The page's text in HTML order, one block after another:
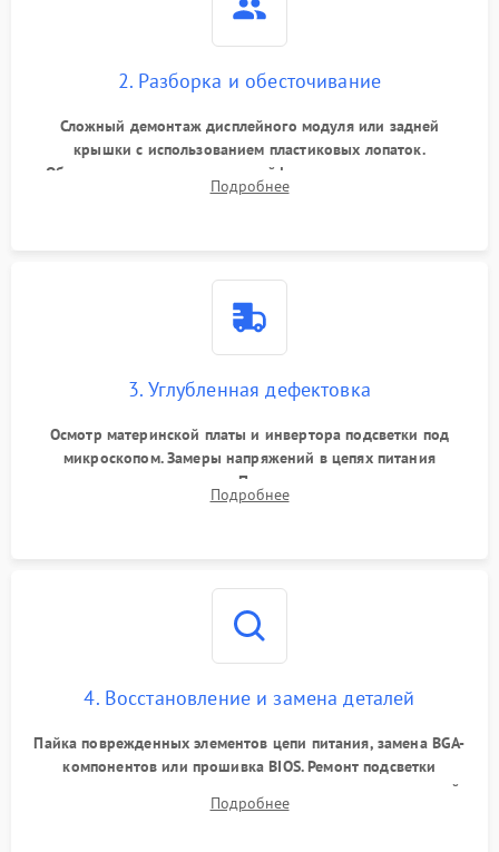
2. Разборка и обесточивание
Сложный демонтаж дисплейного модуля или задней
крышки с использованием пластиковых лопаток.
Обязательное отключение шлейфов матрицы и питания.
Очистка массивной системы охлаждения от скопившейся
Подробнее
3. Углубленная дефектовка
Осмотр материнской платы и инвертора подсветки под
микроскопом. Замеры напряжений в цепях питания
процессора и видеокарты. Проверка состояния жесткого
диска и оперативной памяти с помощью POST-карт и
Подробнее
4. Восстановление и замена деталей
Пайка поврежденных элементов цепи питания, замена BGA-
компонентов или прошивка BIOS. Ремонт подсветки
матрицы, замена неисправного накопителя на скоростной
SSD или установка новых модулей памяти.
Подробнее